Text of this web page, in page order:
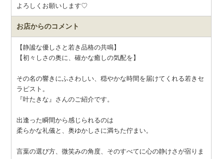
よろしくお願いします♡
お店からのコメント
【静謐な優しさと若き品格の共鳴】
【初々しさの奥に、確かな癒しの気配を】
その名の響きにふさわしい、穏やかな時間を届けてくれる若きセ
ラピスト。
『叶たきな』さんのご紹介です。
出逢った瞬間から感じられるのは
柔らかな礼儀と、奥ゆかしさに満ちた佇まい。
言葉の選び方、微笑みの角度、そのすべてに心の静けさが宿りま